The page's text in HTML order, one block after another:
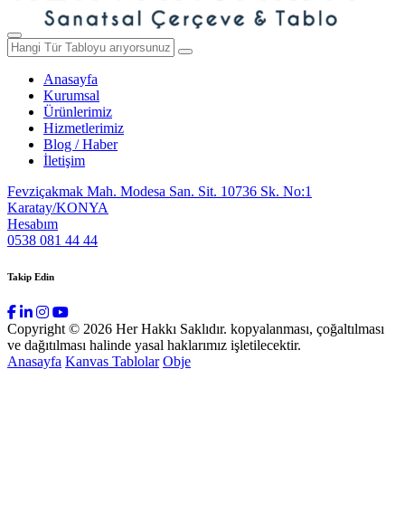
Anasayfa
Kurumsal
Ürünlerimiz
Hizmetlerimiz
Blog / Haber
İletişim
Fevziçakmak Mah. Modesa San. Sit. 10736 Sk. No:1
Karatay/KONYA
Hesabım
0538 081 44 44
Takip Edin
Copyright © 2026 Her Hakkı Saklıdır. kopyalanması, çoğaltılması
ve dağıtılması halinde yasal haklarımız işletilecektir.
Anasayfa Kanvas Tablolar Obje